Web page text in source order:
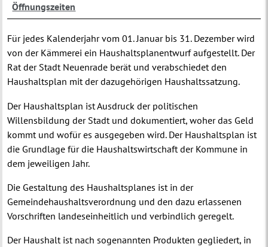
Öffnungszeiten
Für jedes Kalenderjahr vom 01. Januar bis 31. Dezember wird
von der Kämmerei ein Haushaltsplanentwurf aufgestellt. Der
Rat der Stadt Neuenrade berät und verabschiedet den
Haushaltsplan mit der dazugehörigen Haushaltssatzung.
Der Haushaltsplan ist Ausdruck der politischen
Willensbildung der Stadt und dokumentiert, woher das Geld
kommt und wofür es ausgegeben wird. Der Haushaltsplan ist
die Grundlage für die Haushaltswirtschaft der Kommune in
dem jeweiligen Jahr.
Die Gestaltung des Haushaltsplanes ist in der
Gemeindehaushaltsverordnung und den dazu erlassenen
Vorschriften landeseinheitlich und verbindlich geregelt.
Der Haushalt ist nach sogenannten Produkten gegliedert, in